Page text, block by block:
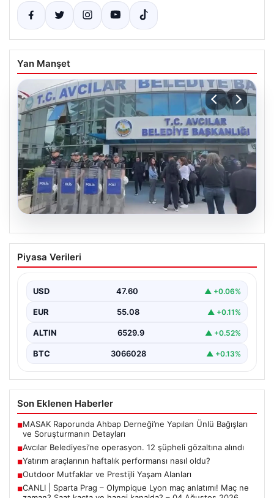
Yan Manşet
05.08.2026
Avcılar Belediyesi’ne operasyon. 12
şüpheli gözaltına alındı
Piyasa Verileri
USD 47.60 ▲ +0.06%
EUR 55.08 ▲ +0.11%
ALTIN 6529.9 ▲ +0.52%
BTC 3066028 ▲ +0.13%
Son Eklenen Haberler
■MASAK Raporunda Ahbap Derneği’ne Yapılan Ünlü Bağışları
ve Soruşturmanın Detayları
■Avcılar Belediyesi’ne operasyon. 12 şüpheli gözaltına alındı
■Yatırım araçlarının haftalık performansı nasıl oldu?
■Outdoor Mutfaklar ve Prestijli Yaşam Alanları
■CANLI | Sparta Prag – Olympique Lyon maç anlatımı! Maç ne